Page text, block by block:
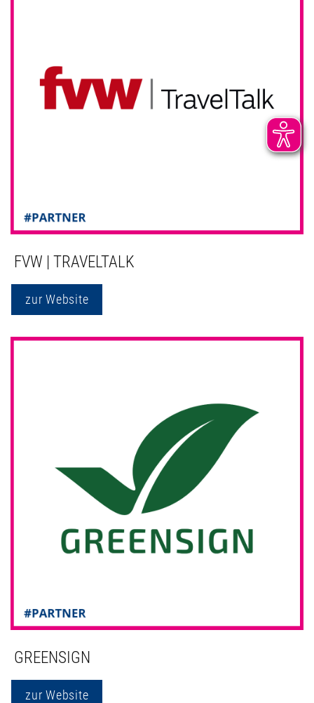
FVW | TRAVELTALK
zur Website
GREENSIGN
zur Website